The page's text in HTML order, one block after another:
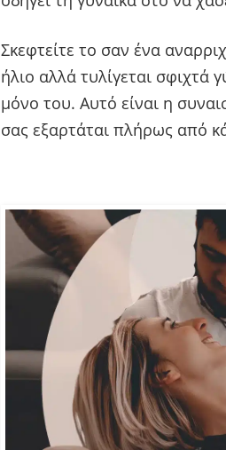
Σκεφτείτε το σαν ένα
ήλιο αλλά τυλίγεται
μόνο του. Αυτό είναι η
σας εξαρτάται πλήρως από